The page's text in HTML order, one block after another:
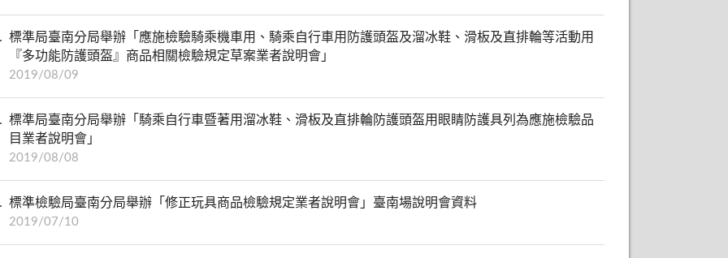
標準局臺南分局舉辦「應施檢驗騎乘機車用、騎乘自行車用防護頭盔及溜冰鞋、滑板及直排輪等活動用
『多功能防護頭盔』商品相關檢驗規定草案業者說明會」
2019/08/09
標準局臺南分局舉辦「騎乘自行車暨著用溜冰鞋、滑板及直排輪防護頭盔用眼睛防護具列為應施檢驗品
目業者說明會」
2019/08/08
標準檢驗局臺南分局舉辦「修正玩具商品檢驗規定業者說明會」臺南場說明會資料
2019/07/10